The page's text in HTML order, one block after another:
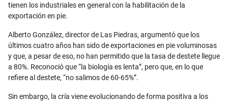
tienen los industriales en general con la habilitación de la
exportación en pie.
Alberto González, director de Las Piedras, argumentó que los
últimos cuatro años han sido de exportaciones en pie voluminosas
y que, a pesar de eso, no han permitido que la tasa de destete llegue
a 80%. Reconoció que “la biología es lenta”, pero que, en lo que
refiere al destete, “no salimos de 60-65%”.
Sin embargo, la cría viene evolucionando de forma positiva a los